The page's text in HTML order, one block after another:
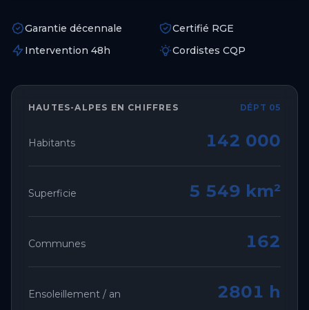
Garantie décennale
Certifié RGE
Intervention 48h
Cordistes CQP
HAUTES-ALPES EN CHIFFRES DÉPT 05
Habitants 142 000
Superficie 5 549 km²
Communes 162
Ensoleillement / an 2801 h